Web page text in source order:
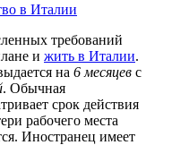
в Италии
требований
и жить в Италии.
на 6 месяцев с
. Обычная
срок действия
рабочего места
Иностранец имеет